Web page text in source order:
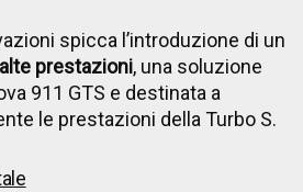
spicca l’introduzione di un
prestazioni, una soluzione
911 GTS e destinata a
le prestazioni della Turbo S.